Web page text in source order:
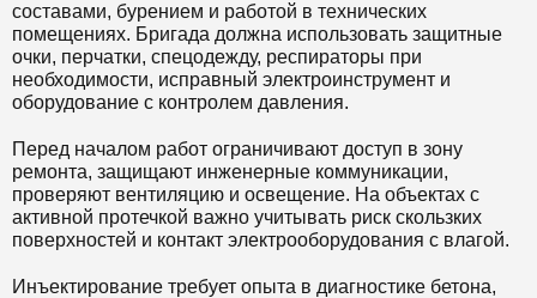
составами, бурением и работой в технических
помещениях. Бригада должна использовать защитные
очки, перчатки, спецодежду, респираторы при
необходимости, исправный электроинструмент и
оборудование с контролем давления.
Перед началом работ ограничивают доступ в зону
ремонта, защищают инженерные коммуникации,
проверяют вентиляцию и освещение. На объектах с
активной протечкой важно учитывать риск скользких
поверхностей и контакт электрооборудования с влагой.
Инъектирование требует опыта в диагностике бетона,